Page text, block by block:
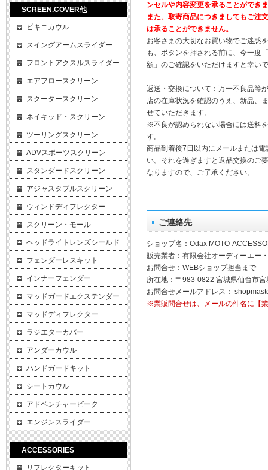
ンセルや内容変更を承ることができ
また、取寄商品につきましてもご注
は承ることができません。
お客さまの大切なお買い物でご迷惑
も、ボタンを押される前に、今一度
額」のご確認をいただけますと幸い
返送・交換について：万一不良品等
店の在庫状況を確認のうえ、新品、
せていただきます。
※不良が認められない場合には送料
す。
商品到着後7日以内にメールまたは
い。それを過ぎますと返品交換のご
なりますので、ご了承ください。
ご連絡先
ショップ名：Odax MOTO-
販売業者：有限会社オーディーエー
お問合せ：WEBショップ担当まで
所在地：〒983-0822 宮城県仙台市
お問合せメールアドレス：
※業販問合せは、メールの件名に【
SCREEN.COVER他
ビキニカウル
スイングアームスライダー
フロントアクスルスライダー
エアフロースクリーン
スクータースクリーン
ネイキッド・スクリーン
ツーリングスクリーン
ADVスポーツスクリーン
スタンダードスクリーン
アジャスタブルスクリーン
ウィンドディフレクター
スクリーン・モール
ヘッドライトレンズシールド
フェンダーレスキット
インナーフェンダー
マッドガードエクステンダー
マッドディフレクター
ラジエターカバー
アンダーカウル
ハンドガードキット
シートカウル
アドベンチャービーク
エンジンスライダー
ACCESSORIES
リフレクターキット